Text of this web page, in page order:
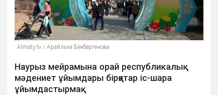
Аlmaty.tv / Арайлым Бекбергенова
Наурыз мейрамына орай республикалық
мәдениет ұйымдары бірқатар іс-шара
ұйымдастырмақ